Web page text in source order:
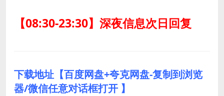
【08:30-23:30】深夜信息次日回复
下载地址【百度网盘+夸克网盘-复制到浏览
器/微信任意对话框打开 】